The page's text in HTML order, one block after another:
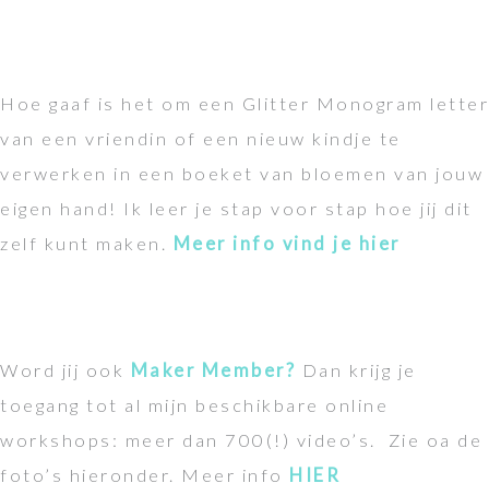
Hoe gaaf is het om een Glitter Monogram letter
van een vriendin of een nieuw kindje te
verwerken in een boeket van bloemen van jouw
eigen hand! Ik leer je stap voor stap hoe jij dit
zelf kunt maken. Meer info vind je hier
Word jij ook Maker Member? Dan krijg je
toegang tot al mijn beschikbare online
workshops: meer dan 700(!) video’s. Zie oa de
foto’s hieronder. Meer info
HIER